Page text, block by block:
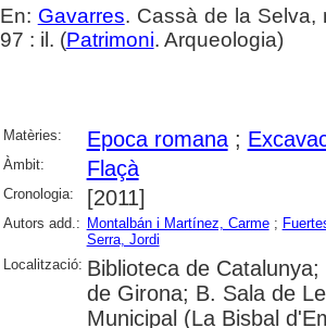
En: Gavarres. Cassà de la Selva,
97 : il. (Patrimoni. Arqueologia)
Matèries: Epoca romana;
Àmbit: Flaçà
Cronologia: [2011]
Autors add.: Montalbán i Martínez, Carme;
Serra, Jordi
Localització: Biblioteca de
de Girona; B. Sala de
Municipal (La Bisbal